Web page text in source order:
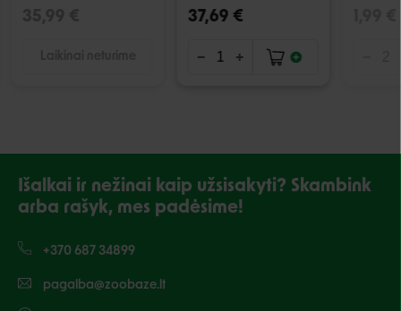
37,69 €
Išalkai ir nežinai kaip užsisakyti? Skambink
arba rašyk, mes padėsime!
+370 687 34899
pagalba@zoobaze.lt